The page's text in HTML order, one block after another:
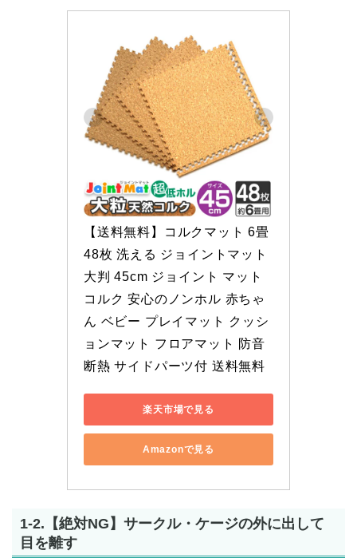
【送料無料】コルクマット 6畳
48枚 洗える ジョイントマット
大判 45cm ジョイント マット
コルク 安心のノンホル 赤ちゃ
ん ベビー プレイマット クッシ
ョンマット フロアマット 防音
断熱 サイドパーツ付 送料無料
楽天市場で見る
Amazonで見る
1-2.【絶対NG】サークル・ケージの外に出して
目を離す